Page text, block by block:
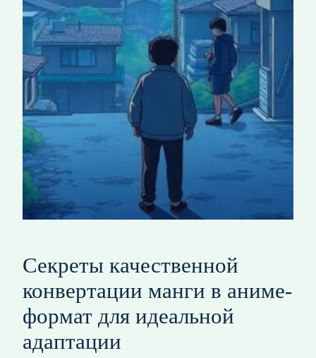
Секреты качественной
конвертации манги в аниме-
формат для идеальной
адаптации